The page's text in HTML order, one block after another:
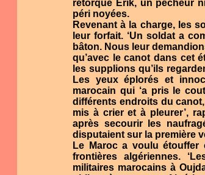
rétorque Erik, un pêcheur
péri noyées.
Revenant à la charge, les
leur forfait. ‘Un soldat a
bâton. Nous leur
qu’avec le canot dans cet
les supplions qu’ils
Les yeux éplorés et
marocain qui ‘a pris le
différents endroits du
mis à crier et à pleurer’,
après secourir les
disputaient sur la première
Le Maroc a voulu
frontières algériennes.
militaires marocains à